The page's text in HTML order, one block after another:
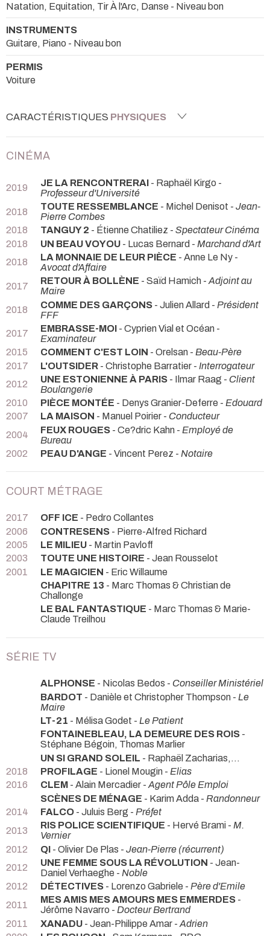
Natation, Equitation, Tir À l'Arc, Danse - Niveau bon
INSTRUMENTS
Guitare, Piano - Niveau bon
PERMIS
Voiture
CARACTÉRISTIQUES PHYSIQUES
CINÉMA
2019 JE LA RENCONTRERAI - Raphaël Kirgo -
Professeur d'Université
2018
TOUTE RESSEMBLANCE - Michel Denisot - Jean-
Pierre Combes
2018
TANGUY 2 - Étienne Chatiliez - Spectateur Cinéma
2018
UN BEAU VOYOU - Lucas Bernard - Marchand d'Art
2018
LA MONNAIE DE LEUR PIÈCE - Anne Le Ny -
Avocat d'Affaire
2017
RETOUR À BOLLÈNE - Saïd Hamich - Adjoint au
Maire
2018
COMME DES GARÇONS - Julien Allard - Président
FFF
2017
EMBRASSE-MOI - Cyprien Vial et Océan -
Examinateur
2015
COMMENT C'EST LOIN - Orelsan - Beau-Père
2017
L'OUTSIDER - Christophe Barratier - Interrogateur
2012
UNE ESTONIENNE À PARIS - Ilmar Raag - Client
Boulangerie
2010
PIÈCE MONTÉE - Denys Granier-Deferre - Edouard
2007
LA MAISON - Manuel Poirier - Conducteur
2004
FEUX ROUGES - Ce?dric Kahn - Employé de
Bureau
2002
PEAU D'ANGE - Vincent Perez - Notaire
COURT MÉTRAGE
2017 OFF ICE - Pedro Collantes
2006
CONTRESENS - Pierre-Alfred Richard
2005
LE MILIEU - Martin Pavloff
2003
TOUTE UNE HISTOIRE - Jean Rousselot
2001
LE MAGICIEN - Eric Willaume
CHAPITRE 13 - Marc Thomas & Christian de
Challonge
LE BAL FANTASTIQUE - Marc Thomas & Marie-
Claude Treilhou
SÉRIE TV
ALPHONSE - Nicolas Bedos - Conseiller Ministériel
BARDOT - Danièle et Christopher Thompson - Le
Maire
LT-21 - Mélisa Godet - Le Patient
FONTAINEBLEAU, LA DEMEURE DES ROIS -
Stéphane Bégoin, Thomas Marlier
UN SI GRAND SOLEIL - Raphaël Zacharias,...
2018
PROFILAGE - Lionel Mougin - Elias
2016
CLEM - Alain Mercadier - Agent Pôle Emploi
SCÈNES DE MÉNAGE - Karim Adda - Randonneur
2014
FALCO - Juluis Berg - Préfet
2013
RIS POLICE SCIENTIFIQUE - Hervé Brami - M.
Vernier
2012
QI - Olivier De Plas - Jean-Pierre (récurrent)
2012
UNE FEMME SOUS LA RÉVOLUTION - Jean-
Daniel Verhaeghe - Noble
2012
DÉTECTIVES - Lorenzo Gabriele - Père d'Emile
2011
MES AMIS MES AMOURS MES EMMERDES -
Jérôme Navarro - Docteur Bertrand
2011
XANADU - Jean-Philippe Amar - Adrien